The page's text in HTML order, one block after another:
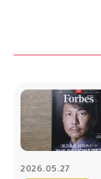
2026.05.27